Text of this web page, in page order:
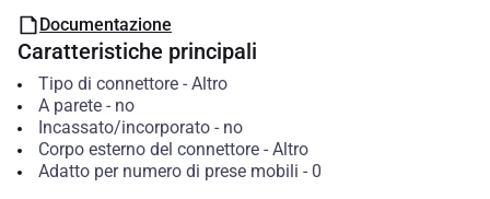
Documentazione
Caratteristiche principali
Tipo di connettore- Altro
A parete- no
Incassato/incorporato- no
Corpo esterno del connettore- Altro
Adatto per numero di prese mobili - 0